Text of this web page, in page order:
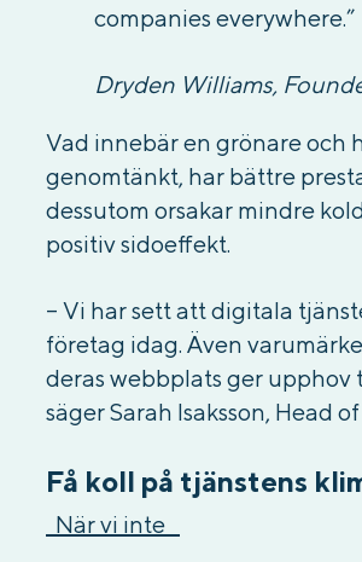
companies everywhere.”
Dryden Williams,
Vad innebär en grönare och
genomtänkt, har bättre
dessutom orsakar mindre
positiv sidoeffekt.
– Vi har sett att digitala
företag idag. Även
deras webbplats ger upphov
säger Sarah Isaksson, Head
Få koll på tjänstens
När vi ​​inte